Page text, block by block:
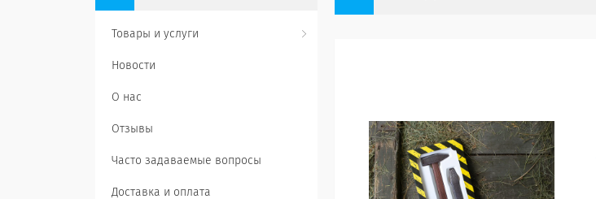
Товары и услуги
Новости
О нас
Отзывы
Часто задаваемые вопросы
Доставка и оплата